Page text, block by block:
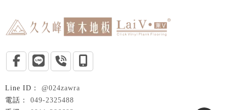
@024zawra
049-2325488